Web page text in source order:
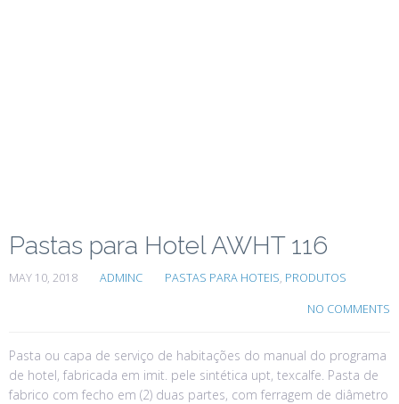
Pastas para Hotel AWHT 116
MAY 10, 2018 ADMINC PASTAS PARA HOTEIS, PRODUTOS
NO COMMENTS
Pasta ou capa de serviço de habitações do manual do programa
de hotel, fabricada em imit. pele sintética upt, texcalfe. Pasta de
fabrico com fecho em (2) duas partes, com ferragem de diâmetro